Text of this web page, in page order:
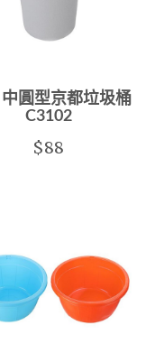
圓型京都垃圾桶
C3102
$88